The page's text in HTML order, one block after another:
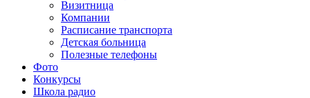
Визитница
Компании
Расписание транспорта
Детская больница
Полезные телефоны
Фото
Конкурсы
Школа радио